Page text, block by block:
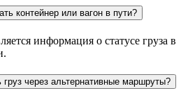
контейнер или вагон в пути?
информация о статусе груза в
через альтернативные маршруты?